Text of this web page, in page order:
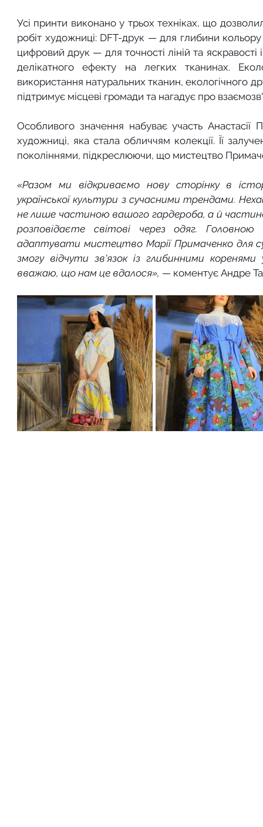
Усі принти виконано у трьох техніках, що
робіт художниці: DFT-друк — для глибини
цифровий друк — для точності ліній та
делікатного ефекту на легких тканинах.
використання натуральних тканин, екологічного
підтримує місцеві громади та нагадує про
Особливого значення набуває участь
художниці, яка стала обличчям колекції. Її
поколіннями, підкреслюючи, що мистецтво
«Разом ми відкриваємо нову сторінку в
української культури з сучасними трендами.
не лише частиною вашого гардероба, а й
розповідаєте світові через одяг.
адаптувати мистецтво Марії Примаченко для
змогу відчути зв'язок із глибинними коренями
вважаю, що нам це вдалося», — коментує Андре